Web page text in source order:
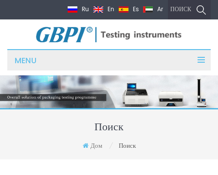
ПОИСК
Ru En Es Ar
MENU
Поиск
Дом Поиск